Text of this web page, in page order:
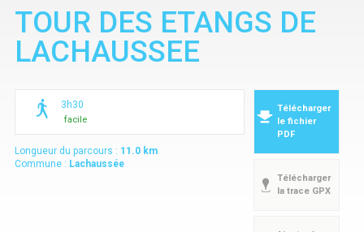
TOUR DES ETANGS DE
LACHAUSSEE
3h30
facile
Longueur du parcours : 11.0 km
Commune : Lachaussée
Télécharger
le fichier
PDF
Télécharger
la trace GPX